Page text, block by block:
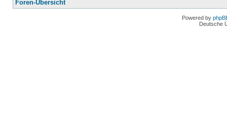
Foren-Übersicht
Powered by
Deutsche